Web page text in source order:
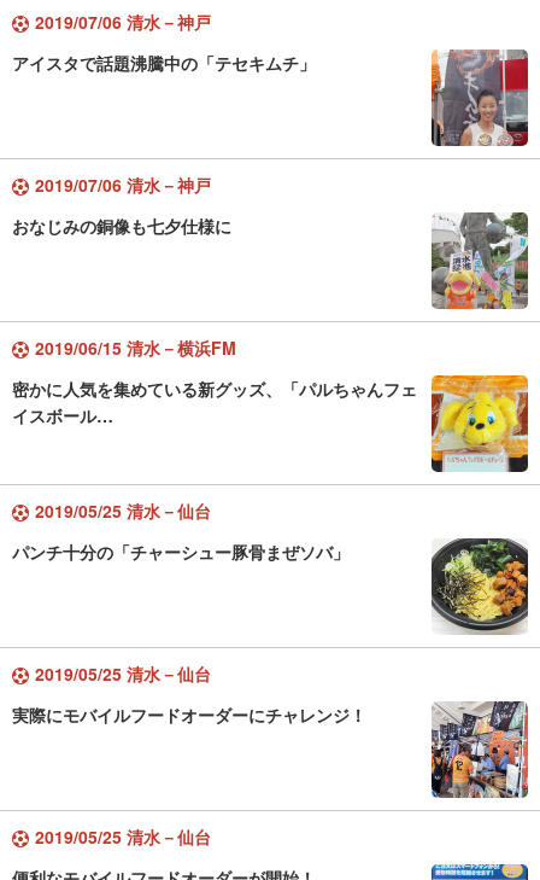
2019/07/06 清水－神戸
アイスタで話題沸騰中の「テセキムチ」
2019/07/06 清水－神戸
おなじみの銅像も七夕仕様に
2019/06/15 清水－横浜FM
密かに人気を集めている新グッズ、「パルちゃんフェ
イスボール…
2019/05/25 清水－仙台
パンチ十分の「チャーシュー豚骨まぜソバ」
2019/05/25 清水－仙台
実際にモバイルフードオーダーにチャレンジ！
2019/05/25 清水－仙台